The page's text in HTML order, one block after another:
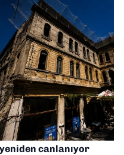
canlanıyor